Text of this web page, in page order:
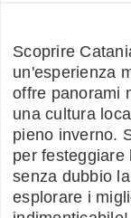
Scoprire
un'esperienza
offre panorami
una cultura
pieno inverno.
per festeggiare
senza dubbio
esplorare i